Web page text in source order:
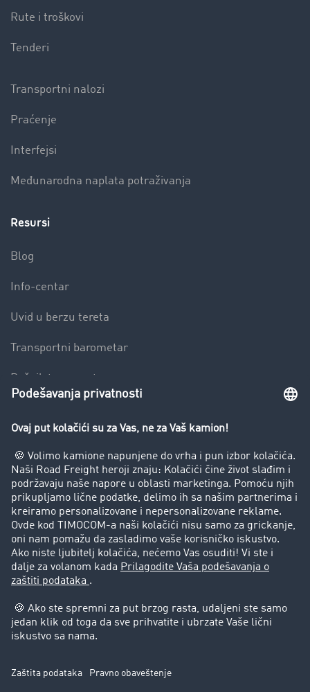
Rute i troškovi
Tenderi
Transportni nalozi
Praćenje
Interfejsi
Međunarodna naplata potraživanja
Resursi
Blog
Info-centar
Uvid u berzu tereta
Transportni barometar
Rečnik transporta
Preduzeće
Uspešne priče
Korisnici preporučuju korisnike
Pravna pitanja
Impressum
Opšti uslovi korišćenja
Zaštita podataka
Cookie-Einstellungen